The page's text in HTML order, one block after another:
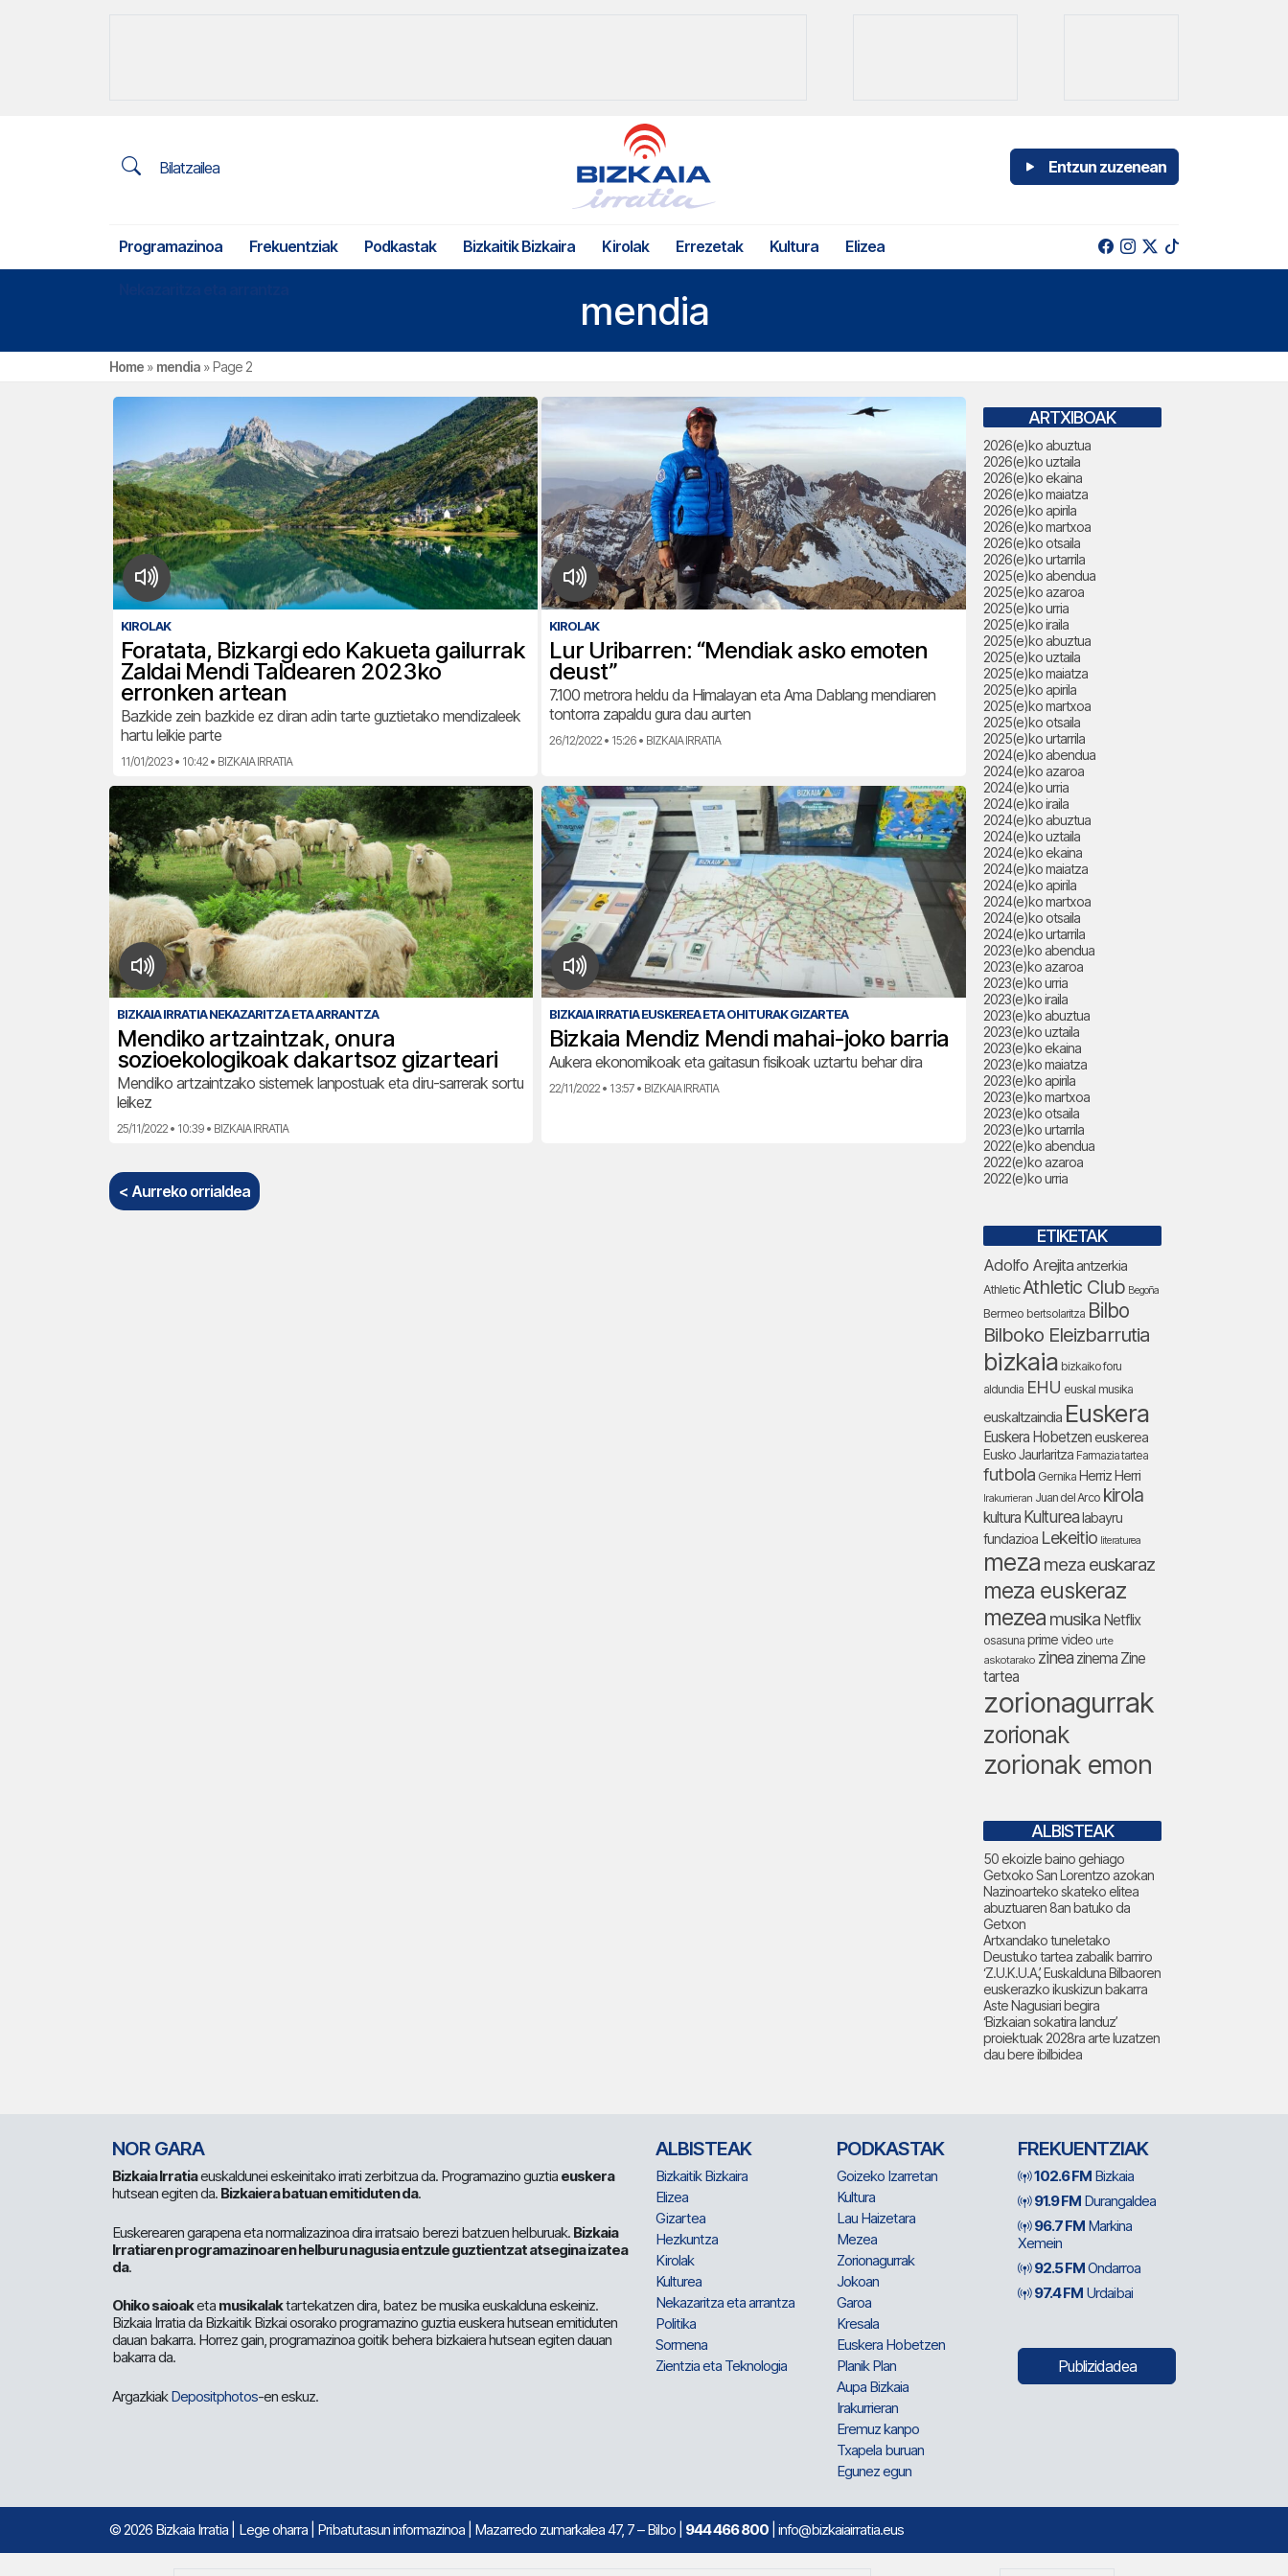
Bilatzailea Entzun zuzenean
Programazinoa Frekuentziak Podkastak Bizkaitik Bizkaira Kirolak Errezetak Kultura Elizea
mendia
Home » mendia »Page 2
KIROLAK
Foratata, Bizkargi edo Kakueta gailurrak
Zaldai Mendi Taldearen 2023ko
erronken artean
Bazkide zein bazkide ez diran adin tarte guztietako mendizaleek
hartu leikie parte
11/01/2023 • 10:42 • BIZKAIA IRRATIA
KIROLAK
Lur Uribarren: “Mendiak asko emoten
deust”
7.100 metrora heldu da Himalayan eta Ama Dablang mendiaren
tontorra zapaldu gura dau aurten
26/12/2022 • 15:26 • BIZKAIA IRRATIA
BIZKAIA IRRATIA NEKAZARITZA ETA ARRANTZA
Mendiko artzaintzak, onura
sozioekologikoak dakartsoz gizarteari
Mendiko artzaintzako sistemek lanpostuak eta diru-sarrerak sortu
leikez
25/11/2022 • 10:39 • BIZKAIA IRRATIA
BIZKAIA IRRATIA EUSKEREA ETA OHITURAK GIZARTEA
Bizkaia Mendiz Mendi mahai-joko barria
Aukera ekonomikoak eta gaitasun fisikoak uztartu behar dira
22/11/2022 • 13:57 • BIZKAIA IRRATIA
< Aurreko orrialdea
ARTXIBOAK
2026(e)ko abuztua
2026(e)ko uztaila
2026(e)ko ekaina
2026(e)ko maiatza
2026(e)ko apirila
2026(e)ko martxoa
2026(e)ko otsaila
2026(e)ko urtarrila
2025(e)ko abendua
2025(e)ko azaroa
2025(e)ko urria
2025(e)ko iraila
2025(e)ko abuztua
2025(e)ko uztaila
2025(e)ko maiatza
2025(e)ko apirila
2025(e)ko martxoa
2025(e)ko otsaila
2025(e)ko urtarrila
2024(e)ko abendua
2024(e)ko azaroa
2024(e)ko urria
2024(e)ko iraila
2024(e)ko abuztua
2024(e)ko uztaila
2024(e)ko ekaina
2024(e)ko maiatza
2024(e)ko apirila
2024(e)ko martxoa
2024(e)ko otsaila
2024(e)ko urtarrila
2023(e)ko abendua
2023(e)ko azaroa
2023(e)ko urria
2023(e)ko iraila
2023(e)ko abuztua
2023(e)ko uztaila
2023(e)ko ekaina
2023(e)ko maiatza
2023(e)ko apirila
2023(e)ko martxoa
2023(e)ko otsaila
2023(e)ko urtarrila
2022(e)ko abendua
2022(e)ko azaroa
2022(e)ko urria
ETIKETAK
Adolfo Arejitaantzerkia
Athletic Athletic Club Begoña
Bermeo bertsolaritza Bilbo
Bilboko Eleizbarrutia
bizkaia bizkaiko foru
aldundia EHU euskal musika
euskaltzaindia Euskera
Euskera Hobetzeneuskerea
Eusko Jaurlaritza Farmazia tartea
futbola Gernika Herriz Herri
Irakurrieran Juan del Arco kirola
kultura Kulturealabayru
fundazioa Lekeitio literaturea
meza meza euskaraz
meza euskeraz
mezea musika Netflix
osasuna prime video urte
askotarako zinea zinema Zine
tartea
zorionagurrak
zorionak
zorionak emon
ALBISTEAK
50 ekoizle baino gehiago
Getxoko San Lorentzo azokan
Nazinoarteko skateko elitea
abuztuaren 8an batuko da
Getxon
Artxandako tuneletako
Deustuko tartea zabalik barriro
‘Z.U.K.U.A.’, Euskalduna Bilbaoren
euskerazko ikuskizun bakarra
Aste Nagusiari begira
‘Bizkaian sokatira landuz’
proiektuak 2028ra arte luzatzen
dau bere ibilbidea
NOR GARA
Bizkaia Irratiaeuskaldunei eskeinitako irrati zerbitzua da. Programazino guztia euskera
hutsean egiten da. Bizkaiera batuan emitiduten da.
Euskerearen garapena eta normalizazinoa dira irratsaio berezi batzuen helburuak. Bizkaia
Irratiaren programazinoaren helburu nagusia entzule guztientzat atsegina izatea
da.
Ohiko saioaketa musikalaktartekatzen dira, batez be musika euskalduna eskeiniz.
Bizkaia Irratia da Bizkaitik Bizkai osorako programazino guztia euskera hutsean emitiduten
dauan bakarra. Horrez gain, programazinoa goitik behera bizkaiera hutsean egiten dauan
bakarra da.
ArgazkiakDepositphotos-en eskuz.
ALBISTEAK
Bizkaitik Bizkaira
Elizea
Gizartea
Hezkuntza
Kirolak
Kulturea
Nekazaritza eta arrantza
Politika
Sormena
Zientzia eta Teknologia
PODKASTAK
Goizeko Izarretan
Kultura
Lau Haizetara
Mezea
Zorionagurrak
Jokoan
Garoa
Kresala
Euskera Hobetzen
Planik Plan
Aupa Bizkaia
Irakurrieran
Eremuz kanpo
Txapela buruan
Egunez egun
FREKUENTZIAK
102.6 FM Bizkaia
91.9 FM Durangaldea
96.7 FM Markina
Xemein
92.5 FMOndarroa
97.4 FM Urdaibai
Publizidadea
© 2026 Bizkaia Irratia Lege oharra Pribatutasun informazinoa | Mazarredo zumarkalea 47, 7 – Bilbo | 944 466 800 | info@bizkaiairratia.eus